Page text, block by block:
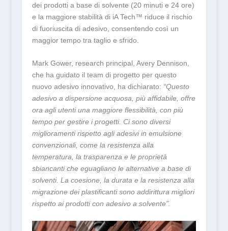
dei prodotti a base di solvente (20 minuti e 24 ore)
e la maggiore stabilità di iA Tech™ riduce il rischio
di fuoriuscita di adesivo, consentendo così un
maggior tempo tra taglio e sfrido.
Mark Gower, research principal, Avery Dennison,
che ha guidato il team di progetto per questo
nuovo adesivo innovativo, ha dichiarato: “Questo
adesivo a dispersione acquosa, più affidabile, offre
ora agli utenti una maggiore flessibilità, con più
tempo per gestire i progetti. Ci sono diversi
miglioramenti rispetto agli adesivi in emulsione
convenzionali, come la resistenza alla
temperatura, la trasparenza e le proprietà
sbiancanti che eguagliano le alternative a base di
solventi. La coesione, la durata e la resistenza alla
migrazione dei plastificanti sono addirittura migliori
rispetto ai prodotti con adesivo a solvente”.